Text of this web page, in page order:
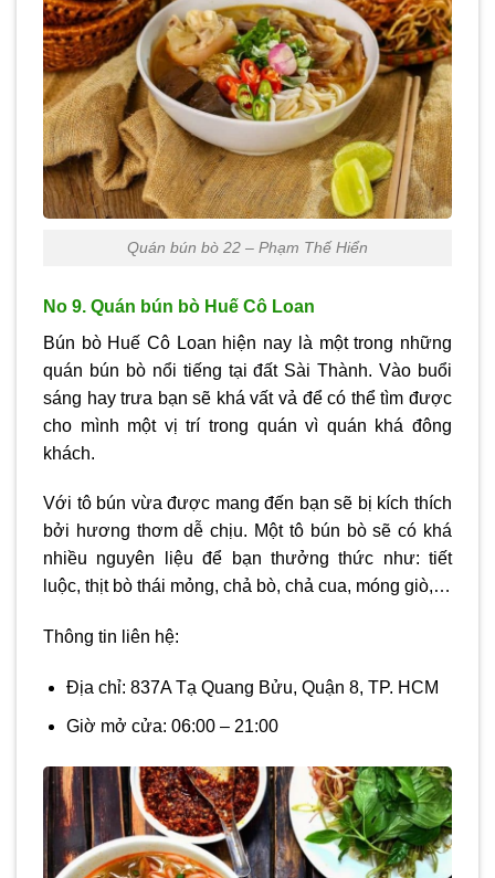
Quán bún bò 22 – Phạm Thế Hiển
No 9. Quán bún bò Huế Cô Loan
Bún bò Huế Cô Loan hiện nay là một trong những
quán bún bò nổi tiếng tại đất Sài Thành. Vào buổi
sáng hay trưa bạn sẽ khá vất vả để có thể tìm được
cho mình một vị trí trong quán vì quán khá đông
khách.
Với tô bún vừa được mang đến bạn sẽ bị kích thích
bởi hương thơm dễ chịu. Một tô bún bò sẽ có khá
nhiều nguyên liệu để bạn thưởng thức như: tiết
luộc, thịt bò thái mỏng, chả bò, chả cua, móng giò,…
Thông tin liên hệ:
Địa chỉ: 837A Tạ Quang Bửu, Quận 8, TP. HCM
Giờ mở cửa: 06:00 – 21:00